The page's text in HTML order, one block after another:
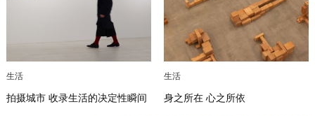
生活
拍摄城市 收录生活的决定性瞬间
生活
身之所在 心之所依